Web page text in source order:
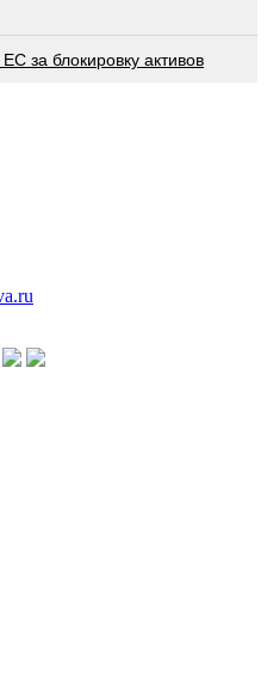
за блокировку активов